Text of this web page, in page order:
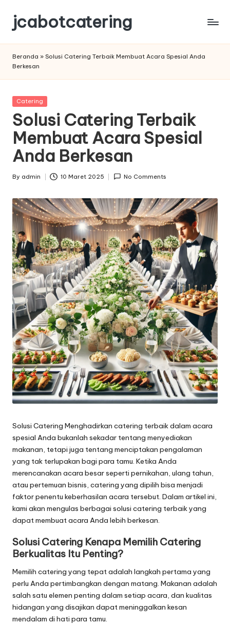
content
jcabotcatering
untuk
Spesial
Beranda » Solusi Catering Terbaik Membuat Acara Spesial Anda
Berkesan
Posted
Catering
Solusi Catering Terbaik
Membuat Acara Spesial
Anda Berkesan
Posted
By admin 10 Maret 2025 No Comments
Solusi Catering Menghadirkan catering terbaik dalam acara
spesial Anda bukanlah sekadar tentang menyediakan
makanan, tetapi juga tentang menciptakan pengalaman
yang tak terlupakan bagi para tamu. Ketika Anda
merencanakan acara besar seperti pernikahan, ulang tahun,
atau pertemuan bisnis, catering yang dipilih bisa menjadi
faktor penentu keberhasilan acara tersebut. Dalam artikel ini,
kami akan mengulas berbagai solusi catering terbaik yang
dapat membuat acara Anda lebih berkesan.
Solusi Catering Kenapa Memilih Catering
Berkualitas Itu Penting?
Memilih catering yang tepat adalah langkah pertama yang
perlu Anda pertimbangkan dengan matang. Makanan adalah
salah satu elemen penting dalam setiap acara, dan kualitas
hidangan yang disajikan dapat meninggalkan kesan
mendalam di hati para tamu.